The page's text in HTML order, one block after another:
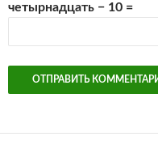
четырнадцать − 10 =